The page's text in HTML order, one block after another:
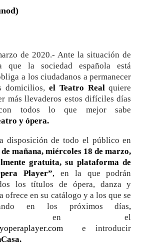
de 2020.- Ante la situación de
que la sociedad española está
a los ciudadanos a permanecer
domicilios, el Teatro Realquiere
más llevaderos estos difíciles días
con todos lo que mejor sabe
y ópera.
disposición de todo el público en
mañana, miércoles 18 de marzo,
gratuita, su plataforma de
Player”, en la que podrán
los títulos de ópera, danza y
ofrece en su catálogo y a los que se
en los próximos días,
en el
e introducir